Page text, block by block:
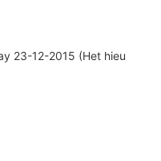
23-12-2015 (Het hieu